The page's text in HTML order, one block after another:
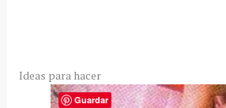
Ideas para hacer
Guardar